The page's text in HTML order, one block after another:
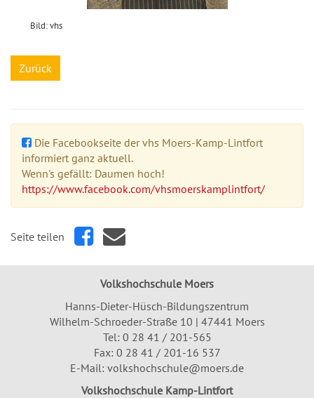
Bild: vhs
Zurück
Die Facebookseite der vhs Moers-Kamp-Lintfort
informiert ganz aktuell.
Wenn's gefällt: Daumen hoch!
https://www.facebook.com/vhsmoerskamplintfort/
Seite teilen
Volkshochschule Moers
Hanns-Dieter-Hüsch-Bildungszentrum
Wilhelm-Schroeder-Straße 10 | 47441 Moers
Tel: 0 28 41 / 201-565
Fax: 0 28 41 / 201-16 537
E-Mail: volkshochschule@moers.de
Volkshochschule Kamp-Lintfort